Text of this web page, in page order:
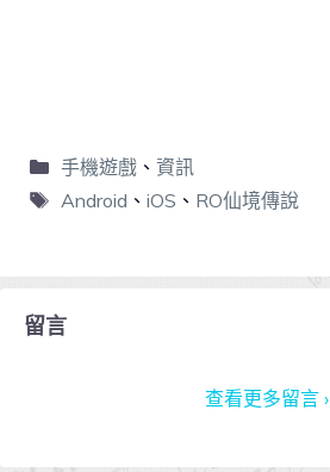
手機遊戲、 資訊
Android 、 iOS 、 RO仙境傳說
留言
查看更多留言 ›